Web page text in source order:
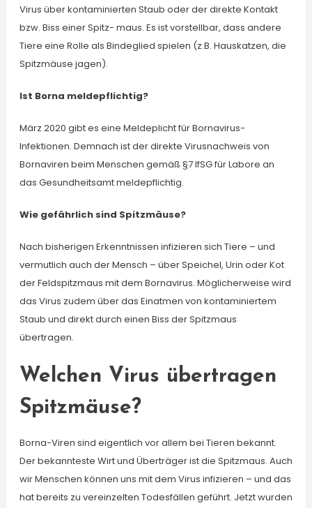
Virus über kontaminierten Staub oder der direkte Kontakt
bzw. Biss einer Spitz- maus. Es ist vorstellbar, dass andere
Tiere eine Rolle als Bindeglied spielen (z.B. Hauskatzen, die
Spitzmäuse jagen).
Ist Borna meldepflichtig?
März 2020 gibt es eine Meldeplicht für Bornavirus-
Infektionen. Demnach ist der direkte Virusnachweis von
Bornaviren beim Menschen gemäß §7 IfSG für Labore an
das Gesundheitsamt meldepflichtig.
Wie gefährlich sind Spitzmäuse?
Nach bisherigen Erkenntnissen infizieren sich Tiere – und
vermutlich auch der Mensch – über Speichel, Urin oder Kot
der Feldspitzmaus mit dem Bornavirus. Möglicherweise wird
das Virus zudem über das Einatmen von kontaminiertem
Staub und direkt durch einen Biss der Spitzmaus
übertragen.
Welchen Virus übertragen
Spitzmäuse?
Borna-Viren sind eigentlich vor allem bei Tieren bekannt.
Der bekannteste Wirt und Überträger ist die Spitzmaus. Auch
wir Menschen können uns mit dem Virus infizieren – und das
hat bereits zu vereinzelten Todesfällen geführt. Jetzt wurden